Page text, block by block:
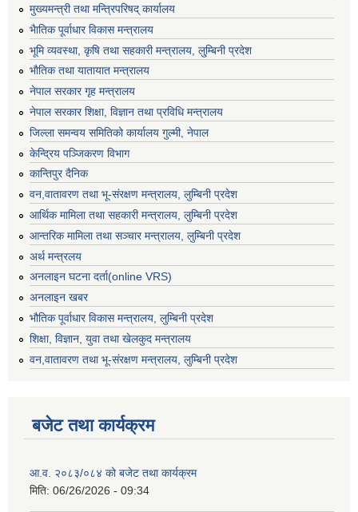
मुख्यमन्त्री तथा मन्त्रिपरिषद् कार्यालय
भैातिक पूर्वाधार विकास मन्त्रालय
भूमि व्यवस्था, कृषि तथा सहकारी मन्त्रालय, लु्म्बिनी प्रदेश
भाैतिक तथा यातायात मन्त्रालय
नेपाल सरकार गृह मन्त्रालय
नेपाल सरकार शिक्षा, विज्ञान तथा प्रविधि मन्त्रालय
जिल्ला समन्वय समितिको कार्यालय गुल्मी, नेपाल
केन्द्रिय पञ्जिकरण विभाग
कान्तिपुर दैनिक
वन,वातावरण तथा भू-संरक्षण मन्त्रालय, लुम्बिनी प्रदेश
आर्थिक मामिला तथा सहकारी मन्त्रालय, लुम्बिनी प्रदेश
आन्तरिक मामिला तथा सञ्चार मन्त्रालय, लुम्बिनी प्रदेश
अर्थ मन्त्रलय
अनलाइन घटना दर्ता(online VRS)
अनलाइन खबर
भौतिक पूर्वाधार विकास मन्त्रालय, लुम्बिनी प्रदेश
शिक्षा, विज्ञान, युवा तथा खेलकुद मन्‍‍त्रालय
वन,वातावरण तथा भू-संरक्षण मन्त्रालय, लुम्बिनी प्रदेश
बजेट तथा कार्यक्रम
आ.व. २०८३/०८४ को बजेट तथा कार्यक्रम
मिति: 06/26/2026 - 09:34